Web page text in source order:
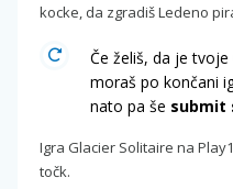
kocke, da zgradiš Ledeno
Če želiš, da je
moraš po končani
nato pa še submit
Igra Glacier Solitaire na
točk.